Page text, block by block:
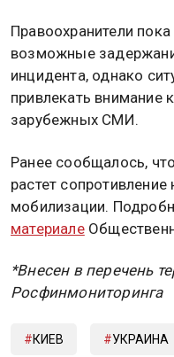
Правоохранители
возможные
инцидента, однако
привлекать внимание
зарубежных СМИ.
Ранее сообщалось,
растет сопротивление
мобилизации.
материале
*Внесен в перечень
Росфинмониторинга
КИЕВ УКРАИНА